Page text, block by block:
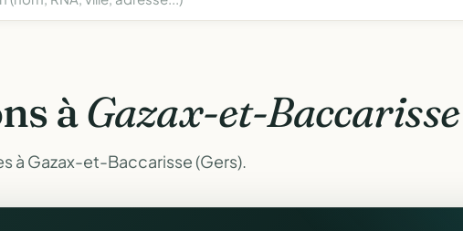
àGazax-et-Baccarisse
à Gazax-et-Baccarisse (Gers).